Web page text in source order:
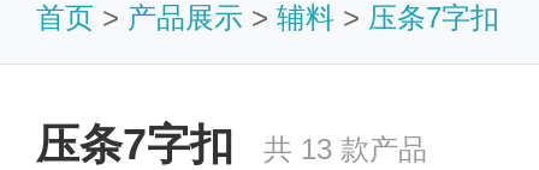
首页 > 产品展示 > 辅料 > 压条7字扣
压条7字扣 共 13 款产品